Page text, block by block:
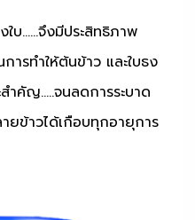
บ……จึงมีประสิทธิภาพ
ารทำให้ต้นข้าว และใบธง
ำคัญ…..จนลดการระบาด
ยข้าวได้เกือบทุกอายุการ